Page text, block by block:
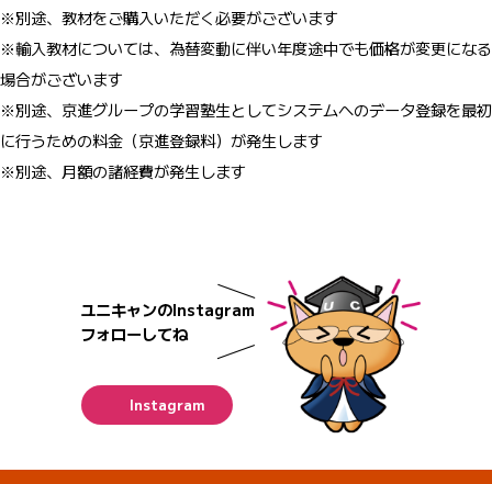
※別途、教材をご購入いただく必要がございます
※輸入教材については、為替変動に伴い年度途中でも価格が変更になる
場合がございます
※別途、京進グループの学習塾生としてシステムへのデータ登録を最初
に行うための料金（京進登録料）が発生します
※別途、月額の諸経費が発生します
ユニキャンのInstagram
フォローしてね
Instagram